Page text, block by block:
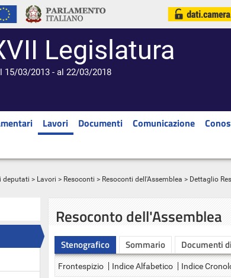
Legislatura
15/03/2013 - al 22/03/2018
Lavori Documenti Comunicazione
deputati > Lavori > Resoconti > Resoconti dell'Assemblea > Dettaglio
Resoconto dell'Assemblea
Stenografico Sommario Documenti
Frontespizio Indice Alfabetico Indice